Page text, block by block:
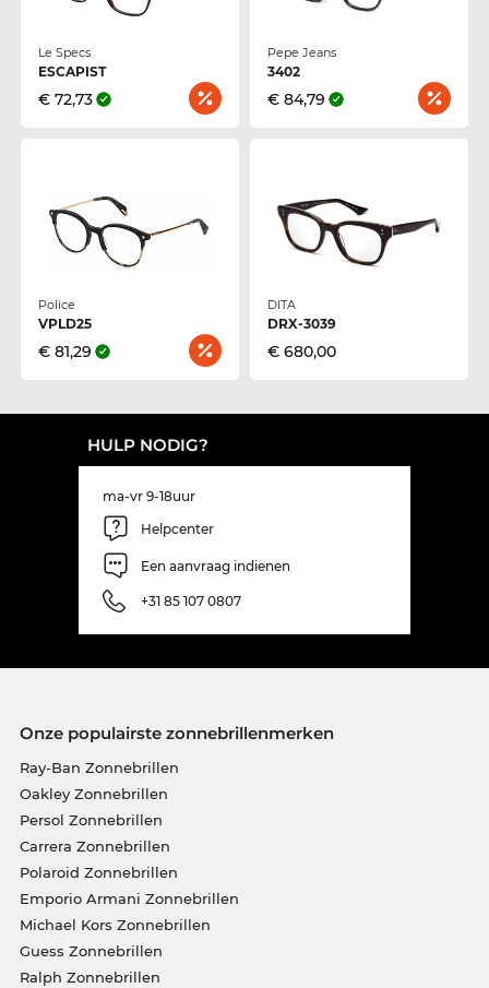
Le Specs
ESCAPIST
€ 72,73
Pepe Jeans
3402
€ 84,79
Police
VPLD25
€ 81,29
DITA
DRX-3039
€ 680,00
HULP NODIG?
ma-vr 9-18uur
Helpcenter
Een aanvraag indienen
+31 85 107 0807
Onze populairste zonnebrillenmerken
Ray-Ban Zonnebrillen
Oakley Zonnebrillen
Persol Zonnebrillen
Carrera Zonnebrillen
Polaroid Zonnebrillen
Emporio Armani Zonnebrillen
Michael Kors Zonnebrillen
Guess Zonnebrillen
Ralph Zonnebrillen